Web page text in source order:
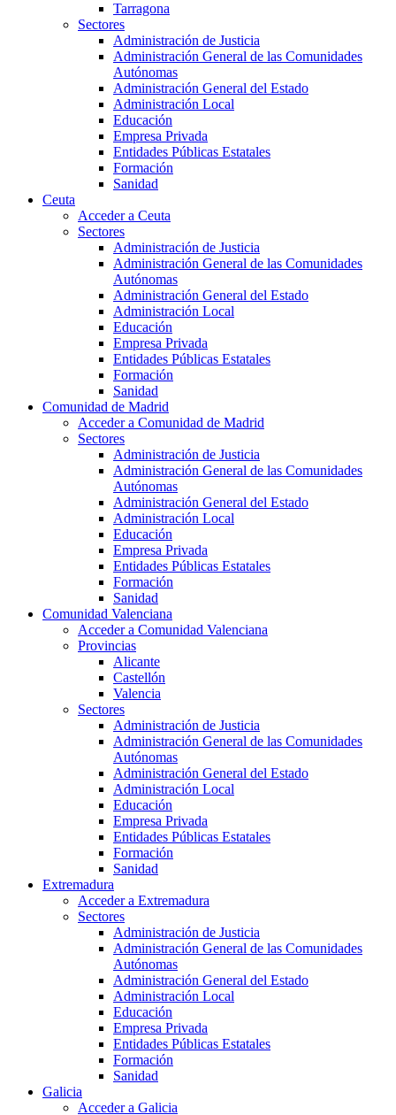
Tarragona
Sectores
Administración de Justicia
Administración General de las Comunidades
Autónomas
Administración General del Estado
Administración Local
Educación
Empresa Privada
Entidades Públicas Estatales
Formación
Sanidad
Ceuta
Acceder a Ceuta
Sectores
Administración de Justicia
Administración General de las Comunidades
Autónomas
Administración General del Estado
Administración Local
Educación
Empresa Privada
Entidades Públicas Estatales
Formación
Sanidad
Comunidad de Madrid
Acceder a Comunidad de Madrid
Sectores
Administración de Justicia
Administración General de las Comunidades
Autónomas
Administración General del Estado
Administración Local
Educación
Empresa Privada
Entidades Públicas Estatales
Formación
Sanidad
Comunidad Valenciana
Acceder a Comunidad Valenciana
Provincias
Alicante
Castellón
Valencia
Sectores
Administración de Justicia
Administración General de las Comunidades
Autónomas
Administración General del Estado
Administración Local
Educación
Empresa Privada
Entidades Públicas Estatales
Formación
Sanidad
Extremadura
Acceder a Extremadura
Sectores
Administración de Justicia
Administración General de las Comunidades
Autónomas
Administración General del Estado
Administración Local
Educación
Empresa Privada
Entidades Públicas Estatales
Formación
Sanidad
Galicia
Acceder a Galicia